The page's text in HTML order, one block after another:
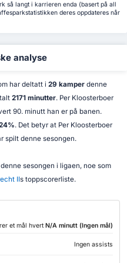
så langt i karrieren enda (basert på all
deres oppdateres når
analyse
har deltatt i 29 kamperdenne
2171 minutter. Per Kloosterboer
90. minutt han er på banen.
. Det betyr at Per Kloosterboer
spilt denne sesongen.
sesongen i ligaen, noe som
IIs toppscorerliste.
et mål hvert N/A minutt (Ingen mål)
Ingen assists